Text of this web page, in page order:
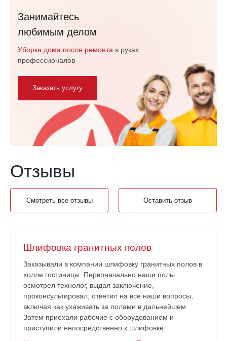
Занимайтесь
любимым делом
Уборка дома после ремонта в руках
профессионалов
Заказать услугу
Отзывы
Смотреть все отзывы Оставить отзыв
Шлифовка гранитных полов
Заказывали в компании шлифовку гранитных полов в
холле гостиницы. Первоначально наши полы
осмотрел технолог, выдал заключение,
проконсультировал, ответил на все наши вопросы,
включая как ухаживать за полами в дальнейшем.
Затем приехали рабочие с оборудованием и
приступили непосредственно к шлифовке.
Нареканий никаких нет. Рабочие аккуратные, все